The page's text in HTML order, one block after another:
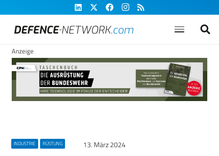
Anzeige
INDUSTRIE RÜSTUNG 13. März 2024